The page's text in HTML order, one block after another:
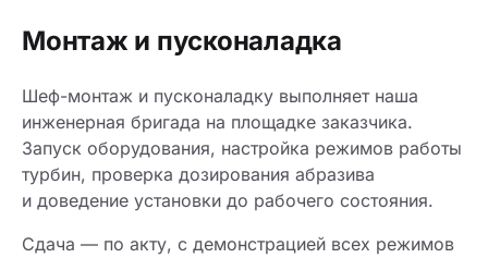
Монтаж и пусконаладка
Шеф-монтаж и пусконаладку выполняет наша
инженерная бригада на площадке заказчика.
Запуск оборудования, настройка режимов работы
турбин, проверка дозирования абразива
и доведение установки до рабочего состояния.
Сдача — по акту, с демонстрацией всех режимов